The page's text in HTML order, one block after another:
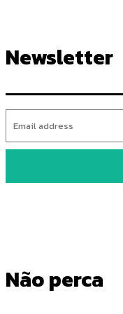
Newsletter
Não perca